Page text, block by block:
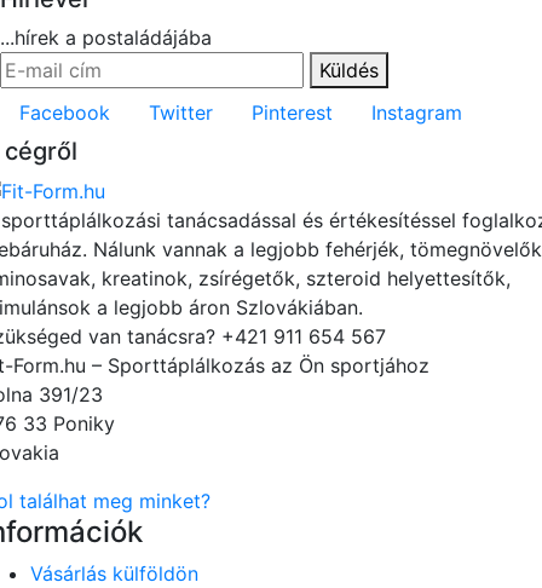
...hírek a postaládájába
Küldés
Facebook
Twitter Pinterest Instagram
cégről
tanácsadással és értékesítéssel
Nálunk vannak a legjobb fehérjék,
kreatinok, zsírégetők, szteroid helyettesítők,
a legjobb áron Szlovákiában.
van tanácsra? +421 911 654 567
Form.hu – Sporttáplálkozás az Ön sportjához
391/23
33 Poniky
találhat meg minket?
Vásárlás külföldön